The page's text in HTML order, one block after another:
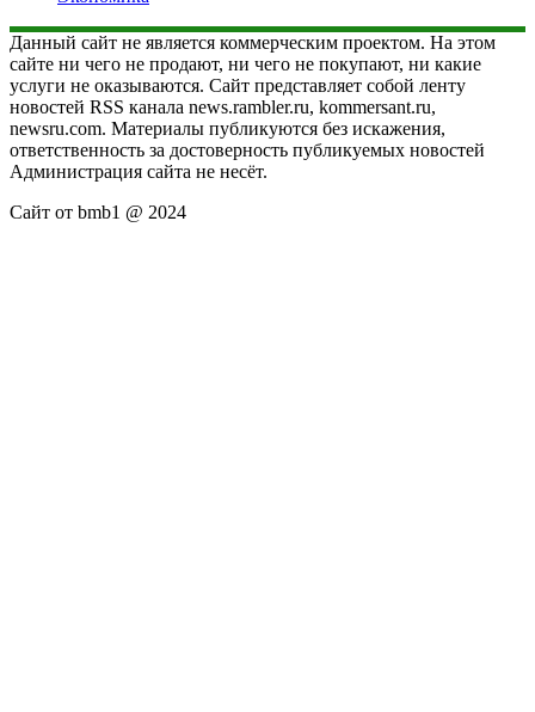
Данный сайт не является коммерческим проектом. На этом
сайте ни чего не продают, ни чего не покупают, ни какие
услуги не оказываются. Сайт представляет собой ленту
новостей RSS канала news.rambler.ru, kommersant.ru,
newsru.com. Материалы публикуются без искажения,
ответственность за достоверность публикуемых новостей
Администрация сайта не несёт.
Сайт от bmb1 @ 2024